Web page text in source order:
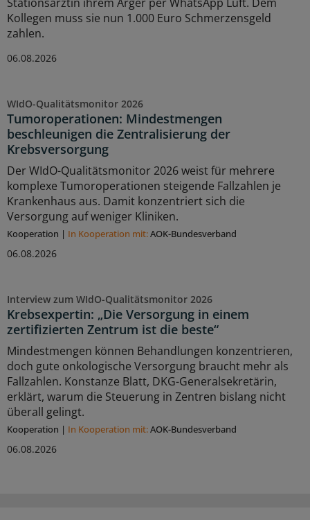
Kollegen muss sie nun 1.000 Euro Schmerzensgeld
zahlen.
06.08.2026
WIdO-Qualitätsmonitor 2026
Tumoroperationen: Mindestmengen
beschleunigen die Zentralisierung der
Krebsversorgung
Der WIdO-Qualitätsmonitor 2026 weist für mehrere
komplexe Tumoroperationen steigende Fallzahlen je
Krankenhaus aus. Damit konzentriert sich die
Versorgung auf weniger Kliniken.
Kooperation | In Kooperation mit:AOK-Bundesverband
06.08.2026
Interview zum WIdO-Qualitätsmonitor 2026
Krebsexpertin: „Die Versorgung in einem
zertifizierten Zentrum ist die beste“
Mindestmengen können Behandlungen konzentrieren,
doch gute onkologische Versorgung braucht mehr als
Fallzahlen. Konstanze Blatt, DKG-Generalsekretärin,
erklärt, warum die Steuerung in Zentren bislang nicht
überall gelingt.
Kooperation | In Kooperation mit:AOK-Bundesverband
06.08.2026